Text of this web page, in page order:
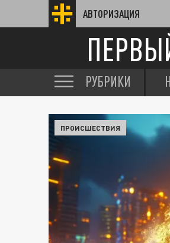
АВТОРИЗАЦИЯ
РУБРИКИ
ПРОИСШЕСТВИЯ